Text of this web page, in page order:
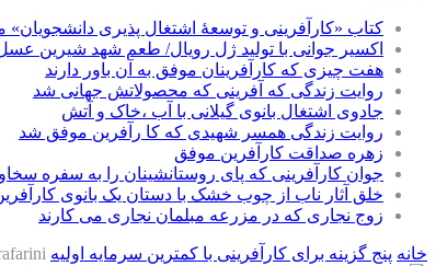
کتاب «کارآفرینی و توسعۀ اشتغال پذیری
اکسیر جوانی با تولید ژل رویال/ طعم شهد شیرین
هفت چیزی که کارآفرینان موفق به آن باور دارند
روایت زندگی که آفرینی که محصولاتش جهانی شد
جادوی اشتغال بانوی گیلانی با آب ،خاک و آتش
روایت زندگی همسر شهیدی که کا رآفرین موفق شد
زهره صداقت کارآفرین موفق
جوان کارآفرینی که پای روستانشینان را به سفره
خلق آثار ناب از چوب خشک با دستان یک بانوی
زوج نجاری که در مزرعه مبلمان نجاری می کارند
خانه پنج گزینه برای کارآفرینی با کمترین سرمایه اولیه